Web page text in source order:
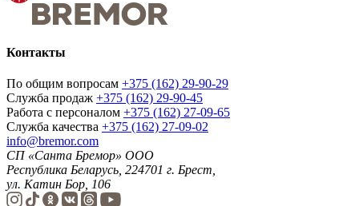
Контакты
По общим вопросам +375 (162) 29-90-29
Служба продаж +375 (162) 29-90-45
Работа с персоналом +375 (162) 27-09-65
Служба качества +375 (162) 27-09-02
info@bremor.com
СП «Санта Бремор» ООО
Республика Беларусь, 224701 г. Брест,
ул. Катин Бор, 106